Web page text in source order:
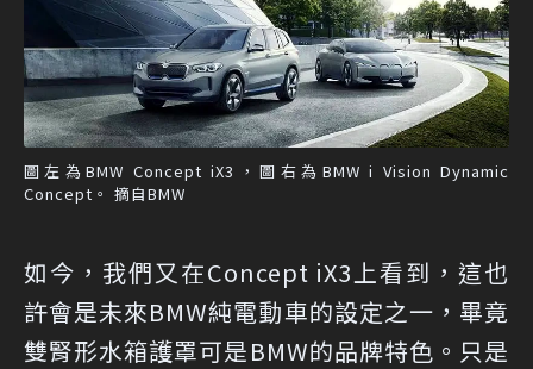
圖左為BMW Concept iX3，圖右為BMW i Vision Dynamic
Concept。 摘自BMW
如今，我們又在Concept iX3上看到，這也
許會是未來BMW純電動車的設定之一，畢竟
雙腎形水箱護罩可是BMW的品牌特色。只是